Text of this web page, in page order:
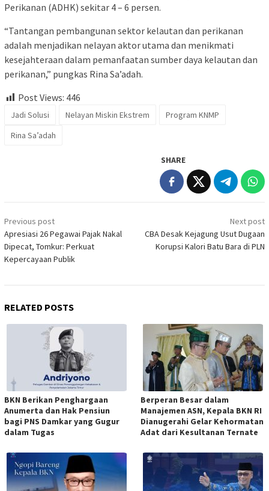
Perikanan (ADHK) sekitar 4 – 6 persen.
“Tantangan pembangunan sektor kelautan dan perikanan
adalah menjadikan nelayan aktor utama dan menikmati
kesejahteraan dalam pemanfaatan sumber daya kelautan dan
perikanan,” pungkas Rina Sa’adah.
Post Views: 446
Jadi Solusi Nelayan Miskin Ekstrem
Program KNMP
Rina Sa’adah
SHARE
Post
navigation
Previous post
Apresiasi 26 Pegawai Pajak Nakal
Dipecat, Tomkur: Perkuat
Kepercayaan Publik
Next post
CBA Desak Kejagung Usut Dugaan
Korupsi Kalori Batu Bara di PLN
RELATED POSTS
BKN Berikan Penghargaan
Anumerta dan Hak Pensiun
bagi PNS Damkar yang Gugur
dalam Tugas
Berperan Besar dalam
Manajemen ASN, Kepala BKN RI
Dianugerahi Gelar Kehormatan
Adat dari Kesultanan Ternate